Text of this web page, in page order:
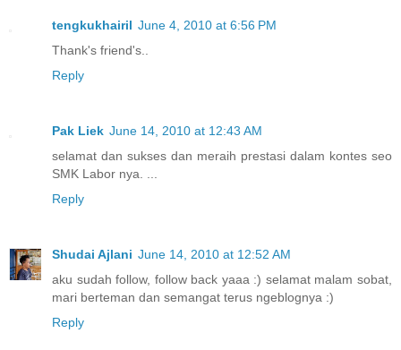
tengkukhairil June 4, 2010 at 6:56 PM
Thank's friend's..
Reply
Pak Liek June 14, 2010 at 12:43 AM
selamat dan sukses dan meraih prestasi dalam kontes seo
SMK Labor nya. ...
Reply
Shudai Ajlani June 14, 2010 at 12:52 AM
aku sudah follow, follow back yaaa :) selamat malam sobat,
mari berteman dan semangat terus ngeblognya :)
Reply